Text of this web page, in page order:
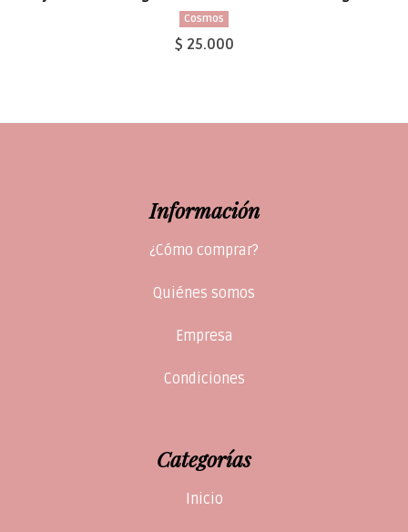
Cosmos
$ 25.000
Información
¿Cómo comprar?
Quiénes somos
Empresa
Condiciones
Categorías
Inicio